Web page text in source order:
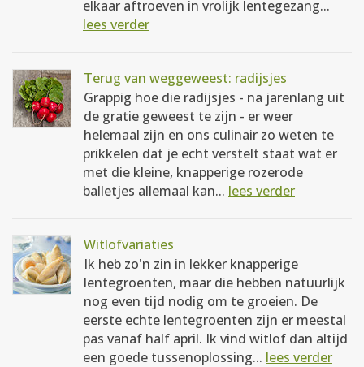
elkaar aftroeven in vrolijk lentegezang...
lees verder
Terug van weggeweest: radijsjes
Grappig hoe die radijsjes - na jarenlang uit
de gratie geweest te zijn - er weer
helemaal zijn en ons culinair zo weten te
prikkelen dat je echt verstelt staat wat er
met die kleine, knapperige rozerode
balletjes allemaal kan... lees verder
Witlofvariaties
Ik heb zo'n zin in lekker knapperige
lentegroenten, maar die hebben natuurlijk
nog even tijd nodig om te groeien. De
eerste echte lentegroenten zijn er meestal
pas vanaf half april. Ik vind witlof dan altijd
een goede tussenoplossing... lees verder